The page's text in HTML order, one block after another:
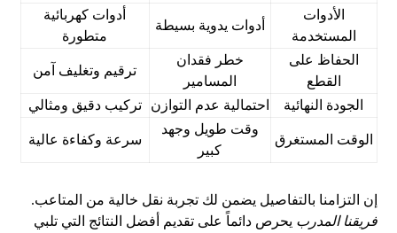
الأدوات
المستخدمة
أدوات يدوية بسيطة
أدوات كهربائية
متطورة
الحفاظ على
القطع
خطر فقدان
المسامير
ترقيم وتغليف آمن
الجودة النهائية احتمالية عدم التوازن تركيب دقيق ومثالي
الوقت المستغرق
وقت طويل وجهد
كبير
سرعة وكفاءة عالية
إن التزامنا بالتفاصيل يضمن لك تجربة نقل خالية من المتاعب.
فريقنا المدرب يحرص دائماً على تقديم أفضل النتائج التي تلبي